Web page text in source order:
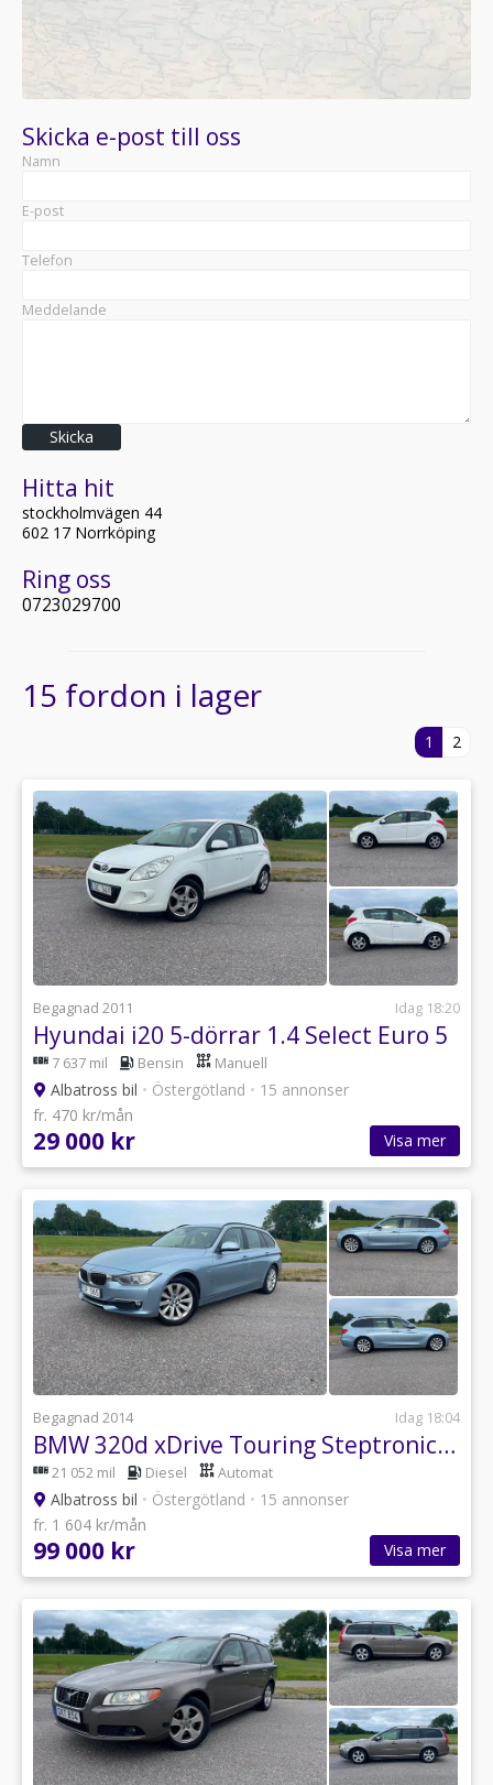
Skicka e-post till oss
Namn
E-post
Telefon
Meddelande
Skicka
Hitta hit
stockholmvägen 44
602 17 Norrköping
Ring oss
0723029700
15 fordon i lager
1 2
Begagnad 2011 Idag 18:20
Hyundai i20 5-dörrar 1.4 Select Euro 5
7 637 mil Bensin Manuell
Albatross bil • Östergötland • 15 annonser
fr. 470 kr/mån
29 000 kr Visa mer
Begagnad 2014 Idag 18:04
BMW 320d xDrive Touring Steptronic Luxury Line Euro 5 AUTOMAT
21 052 mil Diesel Automat
Albatross bil • Östergötland • 15 annonser
fr. 1 604 kr/mån
99 000 kr Visa mer